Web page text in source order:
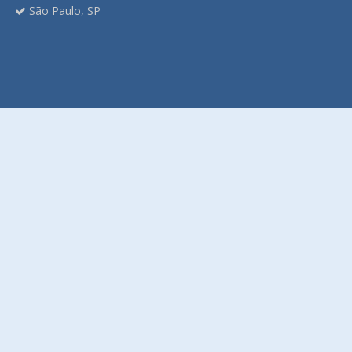
São Paulo, SP